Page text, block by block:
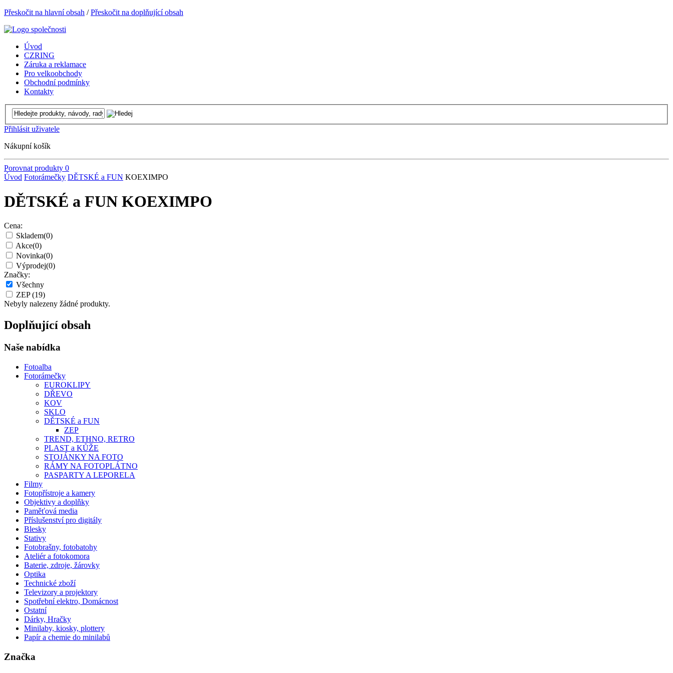
Přeskočit na hlavní obsah /Přeskočit na doplňující obsah
Úvod
CZRING
Záruka a reklamace
Pro velkoobchody
Obchodní podmínky
Kontakty
Přihlásit uživatele
Nákupní košík
Porovnat produkty 0
Úvod Fotorámečky DĚTSKÉ a FUN KOEXIMPO
DĚTSKÉ a FUN KOEXIMPO
Cena:
Skladem(0)
Akce(0)
Novinka(0)
Výprodej(0)
Značky:
Všechny
ZEP(19)
Nebyly nalezeny žádné produkty.
Doplňující obsah
Naše nabídka
Fotoalba
Fotorámečky
EUROKLIPY
DŘEVO
KOV
SKLO
DĚTSKÉ a FUN
ZEP
TREND, ETHNO, RETRO
PLAST a KŮŽE
STOJÁNKY NA FOTO
RÁMY NA FOTOPLÁTNO
PASPARTY A LEPORELA
Filmy
Fotopřístroje a kamery
Objektivy a doplňky
Paměťová media
Příslušenství pro digitály
Blesky
Stativy
Fotobrašny, fotobatohy
Ateliér a fotokomora
Baterie, zdroje, žárovky
Optika
Technické zboží
Televizory a projektory
Spotřební elektro, Domácnost
Ostatní
Dárky, Hračky
Minilaby, kiosky, plottery
Papír a chemie do minilabů
Značka